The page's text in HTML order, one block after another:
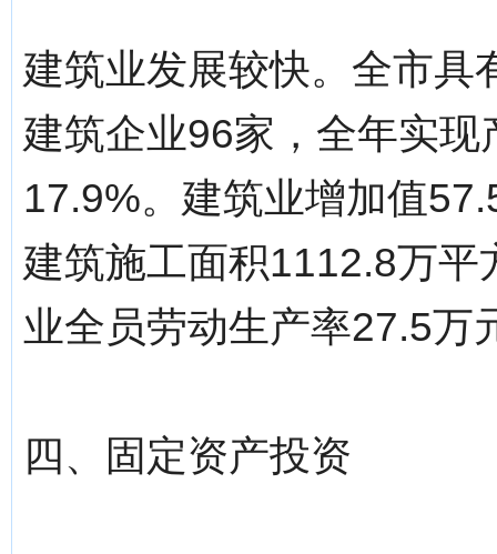
建筑业发展较快。全市具
建筑企业96家，全年实
17.9%。建筑业增加值
建筑施工面积1112.8万
业全员劳动生产率27.5万
四、固定资产投资